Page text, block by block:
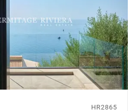
HR2865